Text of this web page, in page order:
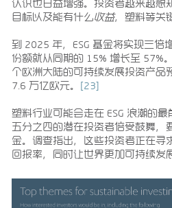
认识也日益增强。投资者越来越想
目标以及能有什么收益，塑料等关
到 2025 年，ESG 基金将实现三倍
份额就从同期的 15% 增长至 57%
个欧洲大陆的可持续发展投资产品
7.6 万亿欧元。 [23]
塑料行业可能会走在 ESG 浪潮的
五分之四的潜在投资者倍受鼓舞，
金。调查指出，这些投资者正在
回报率，同时让世界更加可持续发